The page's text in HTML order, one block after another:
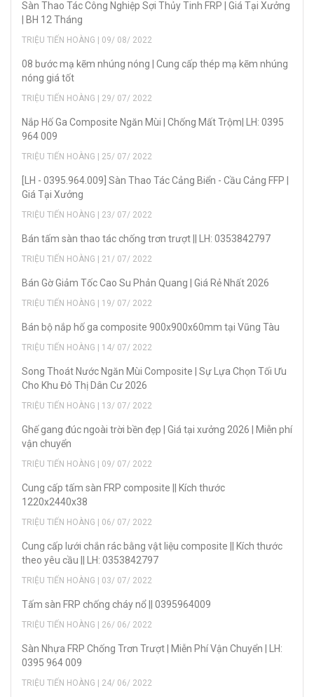
Sàn Thao Tác Công Nghiệp Sợi Thủy Tinh FRP | Giá Tại Xưởng
| BH 12 Tháng
TRIỆU TIẾN HOÀNG | 09/ 08/ 2022
08 bước mạ kẽm nhúng nóng | Cung cấp thép mạ kẽm nhúng
nóng giá tốt
TRIỆU TIẾN HOÀNG | 29/ 07/ 2022
Nắp Hố Ga Composite Ngăn Mùi | Chống Mất Trộm| LH: 0395
964 009
TRIỆU TIẾN HOÀNG | 25/ 07/ 2022
[LH - 0395.964.009] Sàn Thao Tác Cảng Biển - Cầu Cảng FFP |
Giá Tại Xưởng
TRIỆU TIẾN HOÀNG | 23/ 07/ 2022
Bán tấm sàn thao tác chống trơn trượt || LH: 0353842797
TRIỆU TIẾN HOÀNG | 21/ 07/ 2022
Bán Gờ Giảm Tốc Cao Su Phản Quang | Giá Rẻ Nhất 2026
TRIỆU TIẾN HOÀNG | 19/ 07/ 2022
Bán bộ nắp hố ga composite 900x900x60mm tại Vũng Tàu
TRIỆU TIẾN HOÀNG | 14/ 07/ 2022
Song Thoát Nước Ngăn Mùi Composite | Sự Lựa Chọn Tối Ưu
Cho Khu Đô Thị Dân Cư 2026
TRIỆU TIẾN HOÀNG | 13/ 07/ 2022
Ghế gang đúc ngoài trời bền đẹp | Giá tại xưởng 2026 | Miễn phí
vận chuyển
TRIỆU TIẾN HOÀNG | 09/ 07/ 2022
Cung cấp tấm sàn FRP composite || Kích thước
1220x2440x38
TRIỆU TIẾN HOÀNG | 06/ 07/ 2022
Cung cấp lưới chắn rác bằng vật liệu composite || Kích thước
theo yêu cầu || LH: 0353842797
TRIỆU TIẾN HOÀNG | 03/ 07/ 2022
Tấm sàn FRP chống cháy nổ || 0395964009
TRIỆU TIẾN HOÀNG | 26/ 06/ 2022
Sàn Nhựa FRP Chống Trơn Trượt | Miễn Phí Vận Chuyển | LH:
0395 964 009
TRIỆU TIẾN HOÀNG | 24/ 06/ 2022